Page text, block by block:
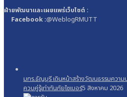
ฝ่ายพัฒนาและเผยแพร่เว็บไซต์ :
Facebook :@WeblogRMUTT
มทร.ธัญบุรี เดินหน้าสร้างวัฒนธรรมคว
ควบคู่รู้เท่าทันภัยไซเบอร์5 สิงหาคม 2026